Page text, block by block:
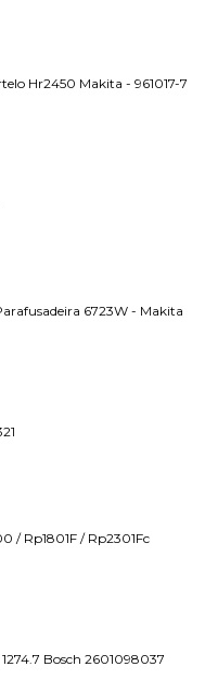
Hr2450 Makita - 961017-7
6723W - Makita
/ Rp1801F / Rp2301Fc
Bosch 2601098037